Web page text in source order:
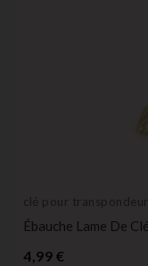
clé pour
Ébauche Lame De
4,99 €